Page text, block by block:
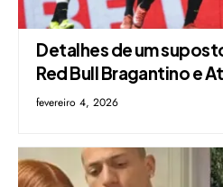
Detalhes de um
Red Bull Bragantino e
fevereiro 4, 2026